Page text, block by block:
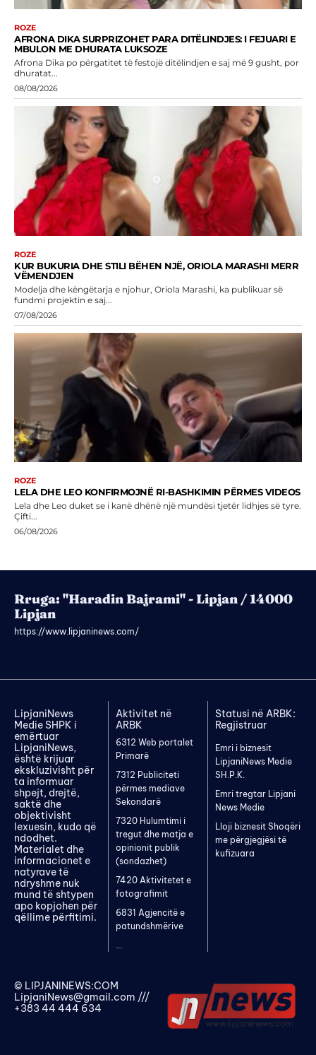
ROZE
AFRONA DIKA SURPRIZOHET PARA DITËLINDJES: I FEJUARI E
MBULON ME DHURATA LUKSOZE
Afrona Dika po përgatitet të festojë ditëlindjen e saj më 9 gusht, por
dhuratat...
08/08/2026
ROZE
KUR BUKURIA DHE STILI BËHEN NJË, ORIOLA MARASHI MERR
VËMENDJEN
Modelja dhe këngëtarja e njohur, Oriola Marashi, ka publikuar së
fundmi projektin e saj...
07/08/2026
ROZE
LELA DHE LEO KONFIRMOJNË RI-BASHKIMIN PËRMES VIDEOS
Lela dhe Leo duket se i kanë dhënë një mundësi tjetër lidhjes së tyre.
Çifti...
06/08/2026
Rruga: "Haradin Bajrami" - Lipjan / 14000
Lipjan
https://www.lipjaninews.com/
LipjaniNews
Medie SHPK i
emërtuar
LipjaniNews,
është krijuar
ekskluzivisht për
ta informuar
shpejt, drejtë,
saktë dhe
objektivisht
lexuesin, kudo që
ndodhet.
Materialet dhe
informacionet e
natyrave të
ndryshme nuk
mund të shtypen
apo kopjohen për
qëllime përfitimi.
Aktivitet në
ARBK
6312 Web portalet
Primarë
7312 Publiciteti
përmes mediave
Sekondarë
7320 Hulumtimi i
tregut dhe matja e
opinionit publik
(sondazhet)
7420 Aktivitetet e
fotografimit
6831 Agjencitë e
patundshmërive
...
Statusi në ARBK:
Regjistruar
Emri i biznesit
LipjaniNews Medie
SH.P.K.
Emri tregtar Lipjani
News Medie
Lloji biznesit Shoqëri
me përgjegjësi të
kufizuara
© LIPJANINEWS:COM
LipjaniNews@gmail.com ///
+383 44 444 634